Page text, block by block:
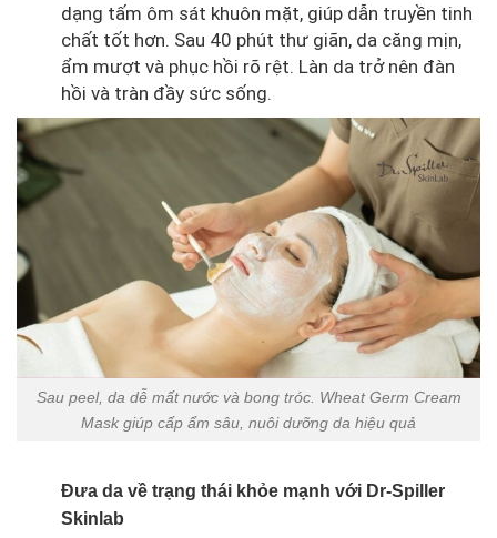
dạng tấm ôm sát khuôn mặt, giúp dẫn truyền tinh
chất tốt hơn. Sau 40 phút thư giãn, da căng mịn,
ẩm mượt và phục hồi rõ rệt. Làn da trở nên đàn
hồi và tràn đầy sức sống.
Sau peel, da dễ mất nước và bong tróc. Wheat Germ Cream
Mask giúp cấp ẩm sâu, nuôi dưỡng da hiệu quả
Đưa da về trạng thái khỏe mạnh với Dr-Spiller
Skinlab